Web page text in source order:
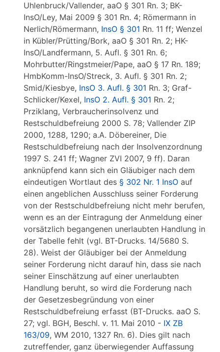
Uhlenbruck/Vallender, aaO § 301 Rn. 3; BK-
InsO/Ley, Mai 2009 § 301 Rn. 4; Römermann in
Nerlich/Römermann, InsO § 301 Rn. 11 ff; Wenzel
in Kübler/Prütting/Bork, aaO § 301 Rn. 2; HK-
InsO/Landfermann, 5. Aufl. § 301 Rn. 6;
Mohrbutter/Ringstmeier/Pape, aaO § 17 Rn. 189;
HmbKomm-InsO/Streck, 3. Aufl. § 301 Rn. 2;
Smid/Kiesbye, InsO 3. Aufl. § 301 Rn. 3; Graf-
Schlicker/Kexel, InsO 2. Aufl. § 301 Rn. 2;
Prziklang, Verbraucherinsolvenz und
Restschuldbefreiung 2000 S. 78; Vallender ZIP
2000, 1288, 1290; a.A. Döbereiner, Die
Restschuldbefreiung nach der Insolvenzordnung
1997 S. 241 ff; Wagner ZVI 2007, 9 ff). Daran
anknüpfend kann sich ein Gläubiger nach dem
eindeutigen Wortlaut des § 302 Nr. 1 InsO auf
einen angeblichen Ausschluss seiner Forderung
von der Restschuldbefreiung nicht mehr berufen,
wenn es an der Eintragung der Anmeldung einer
vorsätzlich begangenen unerlaubten Handlung in
der Tabelle fehlt (vgl. BT-Drucks. 14/5680 S.
28). Weist der Gläubiger bei der Anmeldung
seiner Forderung nicht darauf hin, dass sie nach
seiner Einschätzung auf einer unerlaubten
Handlung beruht, so wird die Forderung nach
der Gesetzesbegründung von einer
Restschuldbefreiung erfasst (BT-Drucks. aaO S.
27; vgl. BGH, Beschl. v. 11. Mai 2010 - IX ZB
163/09, WM 2010, 1327 Rn. 6). Dies gilt nach
zutreffender, ganz überwiegender Auffassung